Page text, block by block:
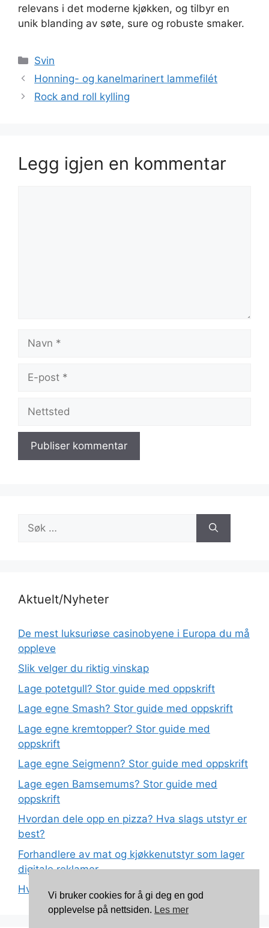
relevans i det moderne kjøkken, og tilbyr en
unik blanding av søte, sure og robuste smaker.
Kategorier
Svin
Honning- og kanelmarinert lammefilét
Rock and roll kylling
Legg igjen en kommentar
post
etter:
Aktuelt/Nyheter
De mest luksuriøse casinobyene i Europa du må
oppleve
Slik velger du riktig vinskap
Lage potetgull? Stor guide med oppskrift
Lage egne Smash? Stor guide med oppskrift
Lage egne kremtopper? Stor guide med
oppskrift
Lage egne Seigmenn? Stor guide med oppskrift
Lage egen Bamsemums? Stor guide med
oppskrift
Hvordan dele opp en pizza? Hva slags utstyr er
best?
Forhandlere av mat og kjøkkenutstyr som lager
digitale reklamer
Hva betyr det at plast har matkvalitet?
Vi bruker cookies for å gi deg en god
opplevelse på nettsiden. Les mer